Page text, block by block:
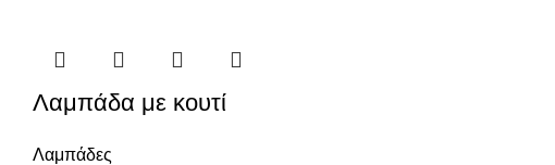
Λαμπάδα με κουτί
Λαμπάδες